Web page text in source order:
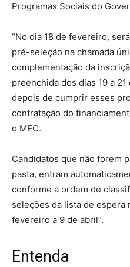
Programas Sociais do
“No dia 18 de fevereiro,
pré-seleção na chamada
complementação da
preenchida dos dias 19 a
depois de cumprir esses
contratação do
o MEC.
Candidatos que não forem
pasta, entram
conforme a ordem de
seleções da lista de espera
fevereiro a 9 de abril”.
Entenda